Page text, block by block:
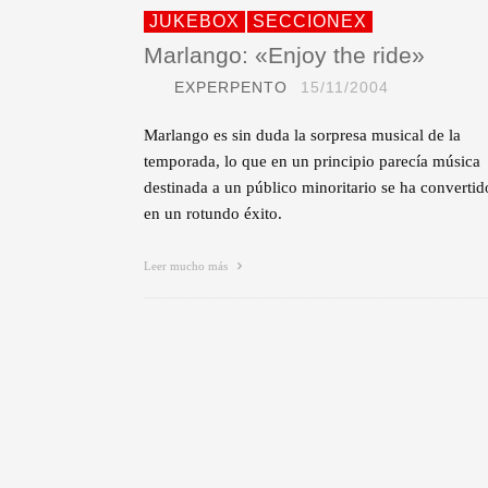
JUKEBOX SECCIONEX
Marlango: «Enjoy the ride»
EXPERPENTO 15/11/2004
Marlango es sin duda la sorpresa musical de la
temporada, lo que en un principio parecía música
destinada a un público minoritario se ha
en un rotundo éxito.
Leer mucho más